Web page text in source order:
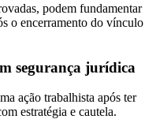
podem fundamentar
o encerramento do vínculo
segurança jurídica
ação trabalhista após ter
estratégia e cautela.